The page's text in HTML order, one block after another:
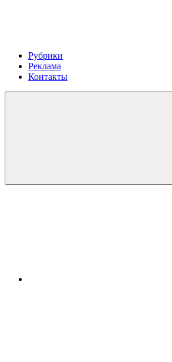
Рубрики
Реклама
Контакты